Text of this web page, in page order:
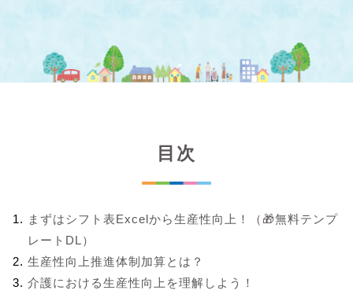
目次
まずはシフト表Excelから生産性向上！（🎁無料テンプ
レートDL）
生産性向上推進体制加算とは？
介護における生産性向上を理解しよう！